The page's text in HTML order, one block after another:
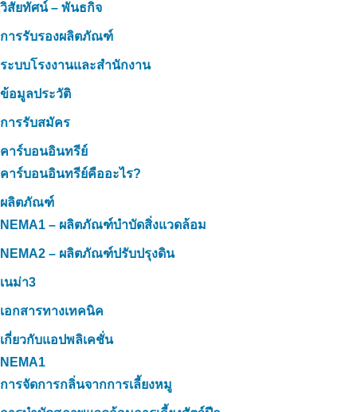
วิสัยทัศน์ – พันธกิจ
การรับรองผลิตภัณฑ์
ระบบโรงงานและสำนักงาน
ข้อมูลประวัติ
การรับสมัคร
คาร์บอนอินทรีย์
คาร์บอนอินทรีย์คืออะไร?
ผลิตภัณฑ์
NEMA1 – ผลิตภัณฑ์บำบัดสิ่งแวดล้อม
NEMA2 – ผลิตภัณฑ์ปรับปรุงดิน
เนม่า3
เอกสารทางเทคนิค
เกี่ยวกับแอปพลิเคชั่น
NEMA1
การจัดการกลิ่นจากการเลี้ยงหมู